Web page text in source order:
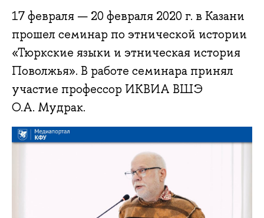
17 февраля — 20 февраля 2020 г. в Казани
прошел семинар по этнической истории
«Тюркские языки и этническая история
Поволжья». В работе семинара принял
участие профессор ИКВИА ВШЭ
О.А. Мудрак.